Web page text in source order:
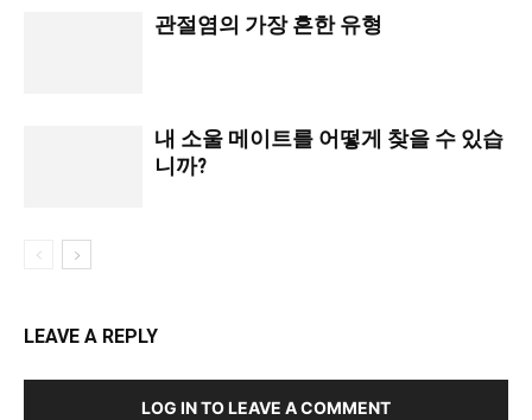
관절염의 가장 흔한 유형
내 소울 메이트를 어떻게 찾을 수 있습
니까?
LEAVE A REPLY
LOG IN TO LEAVE A COMMENT